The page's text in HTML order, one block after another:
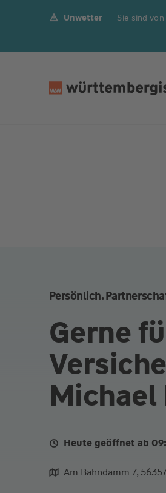
Unwetter Sie sind
Persönlich.
Gerne
Michael
Heute geöffnet ab
Mo.
Am Bahndamm 7,